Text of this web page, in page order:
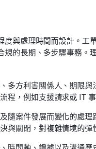
與處理時間而設計。工
的長期、多步驟事務。
多方利害關係人、期限與
程，例如支援請求或 IT 事
隨案件發展而變化的處理
與關閉，對複雜情境的彈